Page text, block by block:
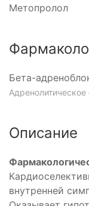
Метопролол
Бета-
Описание
внутренней